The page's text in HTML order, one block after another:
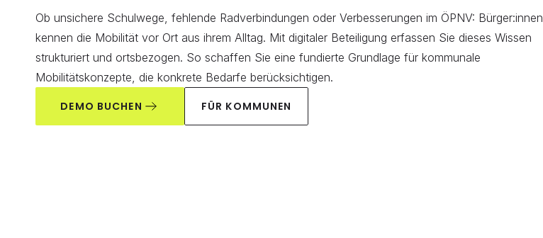
Ob unsichere Schulwege, fehlende Radverbindungen oder Verbesserungen im ÖPNV: Bürger:innen
kennen die Mobilität vor Ort aus ihrem Alltag. Mit digitaler Beteiligung erfassen Sie dieses Wissen
strukturiert und ortsbezogen. So schaffen Sie eine fundierte Grundlage für kommunale
Mobilitätskonzepte, die konkrete Bedarfe berücksichtigen.
DEMO BUCHEN FÜR KOMMUNEN